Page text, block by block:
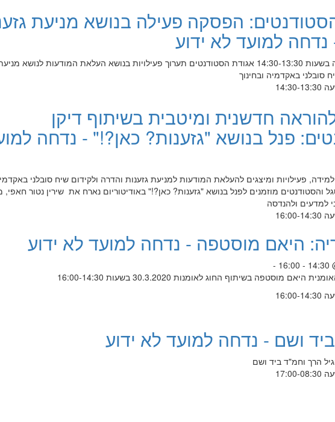
הפסקה פעילה בנושא מניעת
נדחה למועד לא ידוע
במהלך ההפסקה בשעות 14:30-13:30 אגודת הסטודנטים תערוך פעילויות בנושא העלאת המודעות לנושא
סובלני באקדמיה ובחינוך
חדשנית ומיטבית בשיתוף דיקן
פנל בנושא "גזענות? כאן?!" - נדחה
פעילויות ומיצגים להעלאת המודעות למניעת גזענות והדרה ולקידום שיח סובלני
והסטודנטים מוזמנים לפנל בנושא "גזענות? כאן?!" באודיטוריום נארח את שירין נטור
למדעים ולהנדסה
היאם מוסטפה - נדחה למועד לא ידוע
מוסטפה בשיתוף החוג לאומנות 30.3.2020 בשעות 16:00-14:30
ביד ושם - נדחה למועד לא ידוע
הרך וחמ"ד ביד ושם